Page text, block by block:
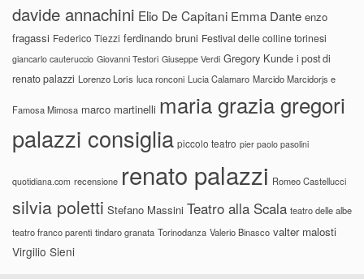
davide annachini Elio De Capitani Emma Dante enzo
fragassi Federico Tiezzi ferdinando bruni Festival delle colline torinesi
giancarlo cauteruccio Giovanni Testori Giuseppe Verdi Gregory Kunde i post di
renato palazzi Lorenzo Loris luca ronconi Lucia Calamaro Marcido Marcidorjs e
Famosa Mimosa marco martinelli maria grazia gregori
palazzi consiglia piccolo teatro pier paolo pasolini
quotidiana.com recensione renato palazzi Romeo Castellucci
silvia poletti Stefano Massini Teatro alla Scala teatro delle albe
teatro franco parenti tindaro granata Torinodanza Valerio Binasco valter malosti
Virgilio Sieni